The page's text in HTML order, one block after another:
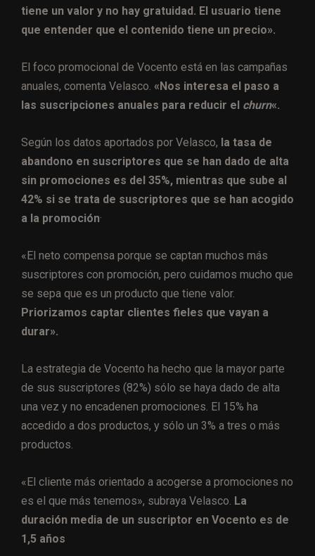
tiene un valor y no hay gratuidad. El usuario tiene
que entender que el contenido tiene un precio».
El foco promocional de Vocento está en las campañas
anuales, comenta Velasco. «Nos interesa el paso a
las suscripciones anuales para reducir el churn«.
Según los datos aportados por Velasco, la tasa de
abandono en suscriptores que se han dado de alta
sin promociones es del 35%, mientras que sube al
42% si se trata de suscriptores que se han acogido
a la promoción·
«El neto compensa porque se captan muchos más
suscriptores con promoción, pero cuidamos mucho que
se sepa que es un producto que tiene valor.
Priorizamos captar clientes fieles que vayan a
durar».
La estrategia de Vocento ha hecho que la mayor parte
de sus suscriptores (82%) sólo se haya dado de alta
una vez y no encadenen promociones. El 15% ha
accedido a dos productos, y sólo un 3% a tres o más
productos.
«El cliente más orientado a acogerse a promociones no
es el que más tenemos», subraya Velasco. La
duración media de un suscriptor en Vocento es de
1,5 años